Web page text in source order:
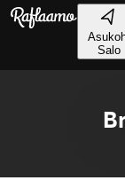
Liigu peamise
Salo